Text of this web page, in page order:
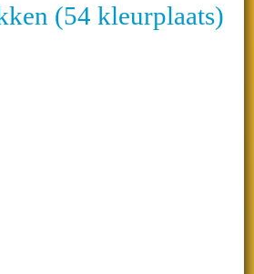
(54 kleurplaats)